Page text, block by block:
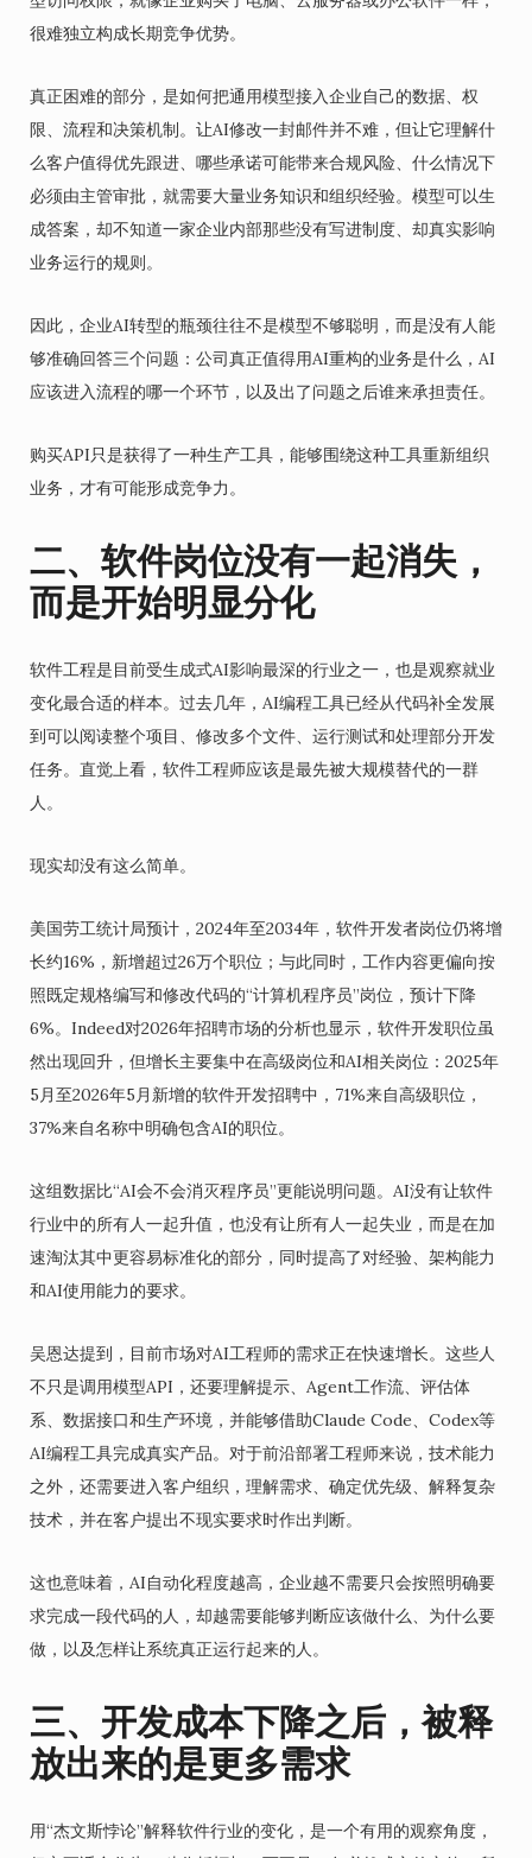
很难独立构成长期竞争优势。
真正困难的部分，是如何把通用模型接入企业自己的数据、权
限、流程和决策机制。让AI修改一封邮件并不难，但让它理解什
么客户值得优先跟进、哪些承诺可能带来合规风险、什么情况下
必须由主管审批，就需要大量业务知识和组织经验。模型可以生
成答案，却不知道一家企业内部那些没有写进制度、却真实影响
业务运行的规则。
因此，企业AI转型的瓶颈往往不是模型不够聪明，而是没有人能
够准确回答三个问题：公司真正值得用AI重构的业务是什么，AI
应该进入流程的哪一个环节，以及出了问题之后谁来承担责任。
购买API只是获得了一种生产工具，能够围绕这种工具重新组织
业务，才有可能形成竞争力。
二、软件岗位没有一起消失，
而是开始明显分化
软件工程是目前受生成式AI影响最深的行业之一，也是观察就业
变化最合适的样本。过去几年，AI编程工具已经从代码补全发展
到可以阅读整个项目、修改多个文件、运行测试和处理部分开发
任务。直觉上看，软件工程师应该是最先被大规模替代的一群
人。
现实却没有这么简单。
美国劳工统计局预计，2024年至2034年，软件开发者岗位仍将增
长约16%，新增超过26万个职位；与此同时，工作内容更偏向按
照既定规格编写和修改代码的“计算机程序员”岗位，预计下降
6%。Indeed对2026年招聘市场的分析也显示，软件开发职位虽
然出现回升，但增长主要集中在高级岗位和AI相关岗位：2025年
5月至2026年5月新增的软件开发招聘中，71%来自高级职位，
37%来自名称中明确包含AI的职位。
这组数据比“AI会不会消灭程序员”更能说明问题。AI没有让软件
行业中的所有人一起升值，也没有让所有人一起失业，而是在加
速淘汰其中更容易标准化的部分，同时提高了对经验、架构能力
和AI使用能力的要求。
吴恩达提到，目前市场对AI工程师的需求正在快速增长。这些人
不只是调用模型API，还要理解提示、Agent工作流、评估体
系、数据接口和生产环境，并能够借助Claude Code、Codex等
AI编程工具完成真实产品。对于前沿部署工程师来说，技术能力
之外，还需要进入客户组织，理解需求、确定优先级、解释复杂
技术，并在客户提出不现实要求时作出判断。
这也意味着，AI自动化程度越高，企业越不需要只会按照明确要
求完成一段代码的人，却越需要能够判断应该做什么、为什么要
做，以及怎样让系统真正运行起来的人。
三、开发成本下降之后，被释
放出来的是更多需求
用“杰文斯悖论”解释软件行业的变化，是一个有用的观察角度，